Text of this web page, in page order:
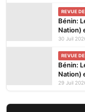
REVUE
Bénin:
Nation)
jeudi 30
30 Juil
REVUE
Bénin:
Nation)
29 Juil